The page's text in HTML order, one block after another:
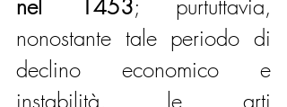
nel 1453; purtuttavia,
nonostante tale periodo di
declino economico e
instabilità, le arti